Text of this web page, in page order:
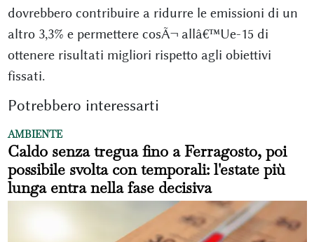
dovrebbero contribuire a ridurre le emissioni di un
altro 3,3% e permettere cosÃ¬ allâ€™Ue-15 di
ottenere risultati migliori rispetto agli obiettivi
fissati.
Potrebbero interessarti
AMBIENTE
Caldo senza tregua fino a Ferragosto, poi
possibile svolta con temporali: l'estate più
lunga entra nella fase decisiva